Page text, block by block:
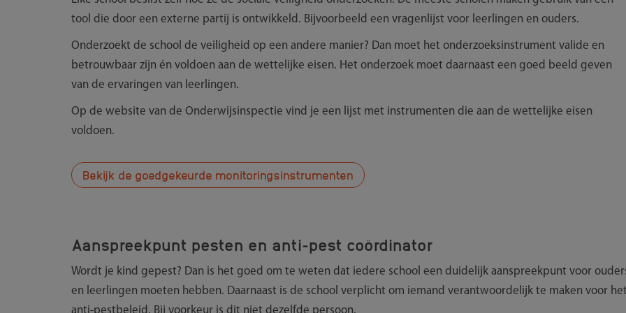
tool die door een externe partij is ontwikkeld. Bijvoorbeeld een vragenlijst voor leerlingen en ouders.
Onderzoekt de school de veiligheid op een andere manier? Dan moet het onderzoeksinstrument valide en
betrouwbaar zijn én voldoen aan de wettelijke eisen. Het onderzoek moet daarnaast een goed beeld geven
van de ervaringen van leerlingen.
Op de website van de Onderwijsinspectie vind je een lijst met instrumenten die aan de wettelijke eisen
voldoen.
Bekijk de goedgekeurde monitoringsinstrumenten
Aanspreekpunt pesten en anti-pest coördinator
Wordt je kind gepest? Dan is het goed om te weten dat iedere school een duidelijk aanspreekpunt voor
en leerlingen moeten hebben. Daarnaast is de school verplicht om iemand verantwoordelijk te maken voor
anti-pestbeleid. Bij voorkeur is dit niet dezelfde persoon.